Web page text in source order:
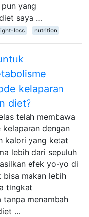
yang
saya …
loss nutrition
kelaparan
diet?
telah membawa
dengan
kalori yang ketat
lebih dari sepuluh
efek yo-yo di
bisa makan lebih
tingkat
tanpa menambah
…